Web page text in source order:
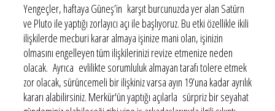
Yengeçler, haftaya Güneş’in karşıt burcunuzda yer alan Satürn
ve Pluto ile yaptığı zorlayıcı açı ile başlıyoruz. Bu etki özellikle ikili
ilişkilerde mecburi karar almaya işinize mani olan, işinizin
olmasını engelleyen tüm ilişkilerinizi revize etmenize neden
olacak. Ayrıca evlilikte sorumluluk almayan tarafı tolere etmek
zor olacak, sürüncemeli bir ilişkiniz varsa ayın 19’una kadar ayrılık
kararı alabilirsiniz. Merkür'ün yaptığı açılarla sürpriz bir seyahat